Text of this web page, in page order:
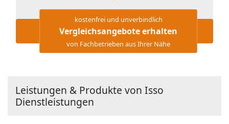
kostenfrei und unverbindlich
Vergleichsangebote erhalten
von Fachbetrieben aus Ihrer Nähe
Leistungen & Produkte von Isso
Dienstleistungen